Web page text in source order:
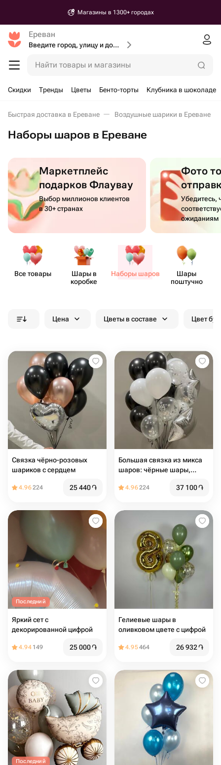
Магазины в 1300+ городах
Ереван
Введите город, улицу и дом доставки
Найти товары и магазины
Скидки Тренды Цветы Бенто-торты Клубника в шоколаде
Быстрая доставка в Ереване Воздушные шарики в Ереване
Наборы шаров в Ереване
Маркетплейс
подарков Флаувау
Выбор миллионов клиентов
в 30+ странах
Фото
Убедитесь,
ожиданиям
Все товары
Шары в
коробке
Наборы шаров
Шары
поштучно
Цена Цветы в составе Цвет
Связка чёрно-розовых
шариков с сердцем
4.96224 25 440֏
Большая связка из микса
шаров: чёрные шары,
серебро
4.96224 37 100֏
Последний
Яркий сет с
декорированной цифрой
4.94 149 25 000֏
Гелиевые шары в
оливковом цвете с цифрой
4.95464 26 932֏
Последний